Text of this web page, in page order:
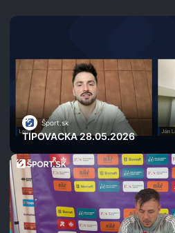
Šport.sk
TIPOVACKA 28.05.2026